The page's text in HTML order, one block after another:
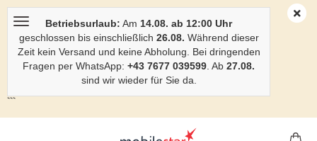
Betriebsurlaub: Am 14.08. ab 12:00 Uhr
geschlossen bis einschließlich 26.08. Während dieser
Zeit kein Versand und keine Abholung. Bei dringenden
Fragen per WhatsApp: +43 7677 039599 . Ab 27.08.
sind wir wieder für Sie da.
```